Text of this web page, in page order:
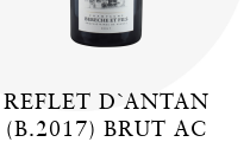
REFLET D`ANTAN
(B.2017) BRUT AC